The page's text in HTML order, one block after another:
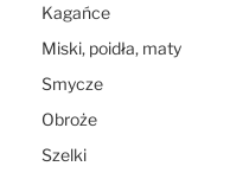
Kagańce
Miski, poidła, maty
Smycze
Obroże
Szelki